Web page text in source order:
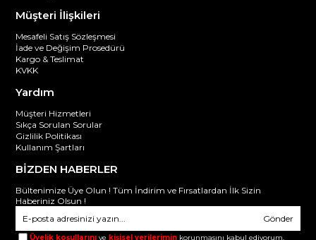
Müşteri İlişkileri
Mesafeli Satış Sözleşmesi
İade ve Değişim Prosedürü
Kargo & Teslimat
KVKK
Yardım
Müşteri Hizmetleri
Sıkça Sorulan Sorular
Gizlilik Politikası
Kullanım Şartları
BİZDEN HABERLER
Bültenimize Üye Olun ! Tüm İndirim ve Fırsatlardan İlk Sizin
Haberiniz Olsun !
Gönder
Üyelik koşullarını ve kişisel verilerimin korunmasını kabul ediyorum.